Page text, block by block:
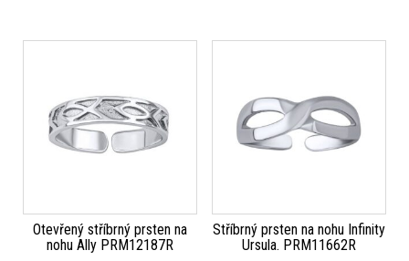
Otevřený stříbrný prsten na
nohu Ally PRM12187R
Stříbrný prsten na nohu Infinity
Ursula. PRM11662R